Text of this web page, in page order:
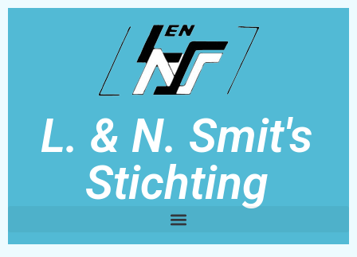
L. & N. Smit's
Stichting